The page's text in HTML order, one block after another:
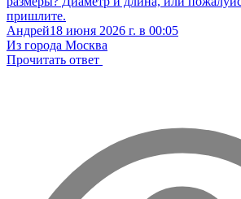
пришлите.
Андрей18 июня 2026 г. в 00:05
Из города Москва
Прочитать ответ